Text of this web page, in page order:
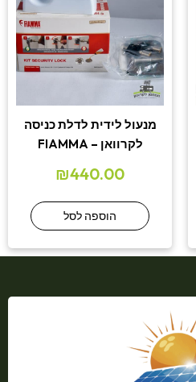
מנעול לידית לדלת כניסה
לקרוואן – FIAMMA
₪440.00
הוספה לסל